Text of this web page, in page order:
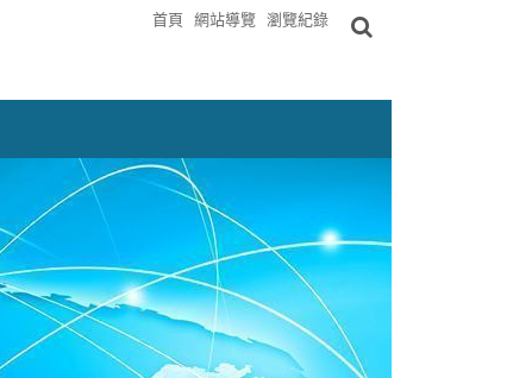
首頁 網站導覽 瀏覽紀錄